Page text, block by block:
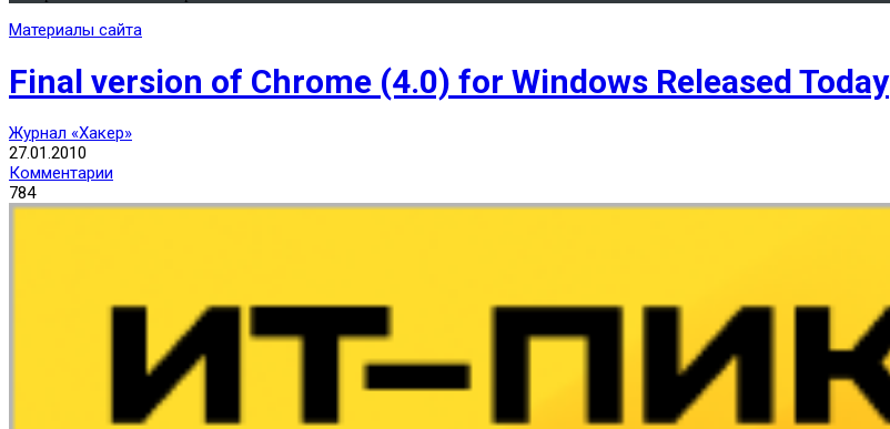
Материалы сайта
Final version of Chrome (4.0) for Windows Released Today
Журнал «Хакер»
27.01.2010
Комментарии
784